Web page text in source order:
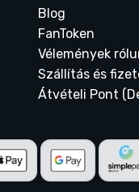
Blog
FanToken
Vélemények
Szállítás és
Átvételi Pont